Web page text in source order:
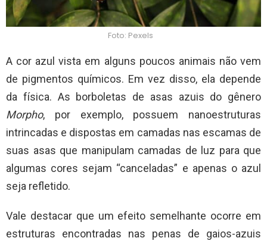
Foto: Pexels
A cor azul vista em alguns poucos animais não vem
de pigmentos químicos. Em vez disso, ela depende
da física. As borboletas de asas azuis do gênero
Morpho, por exemplo, possuem nanoestruturas
intrincadas e dispostas em camadas nas escamas de
suas asas que manipulam camadas de luz para que
algumas cores sejam “canceladas” e apenas o azul
seja refletido.
Vale destacar que um efeito semelhante ocorre em
estruturas encontradas nas penas de gaios-azuis